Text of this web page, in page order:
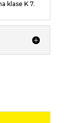
klase K 7.